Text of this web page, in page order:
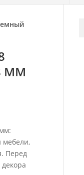
ММ
мебели,
Перед